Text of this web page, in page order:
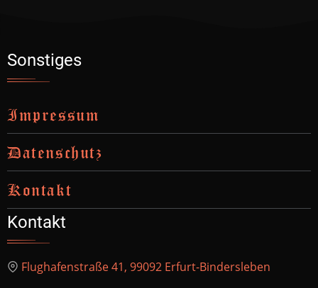
Sonstiges
Impressum
Datenschutz
Kontakt
Kontakt
Flughafenstraße 41, 99092 Erfurt-Bindersleben